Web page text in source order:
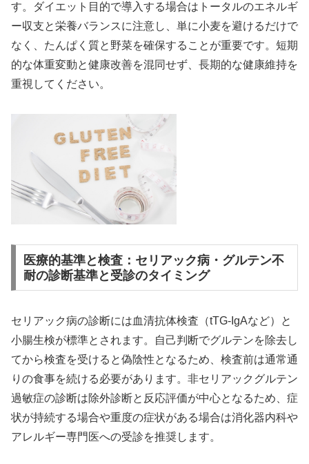
す。ダイエット目的で導入する場合はトータルのエネルギ
ー収支と栄養バランスに注意し、単に小麦を避けるだけで
なく、たんぱく質と野菜を確保することが重要です。短期
的な体重変動と健康改善を混同せず、長期的な健康維持を
重視してください。
医療的基準と検査：セリアック病・グルテン不
耐の診断基準と受診のタイミング
セリアック病の診断には血清抗体検査（tTG-IgAなど）と
小腸生検が標準とされます。自己判断でグルテンを除去し
てから検査を受けると偽陰性となるため、検査前は通常通
りの食事を続ける必要があります。非セリアックグルテン
過敏症の診断は除外診断と反応評価が中心となるため、症
状が持続する場合や重度の症状がある場合は消化器内科や
アレルギー専門医への受診を推奨します。